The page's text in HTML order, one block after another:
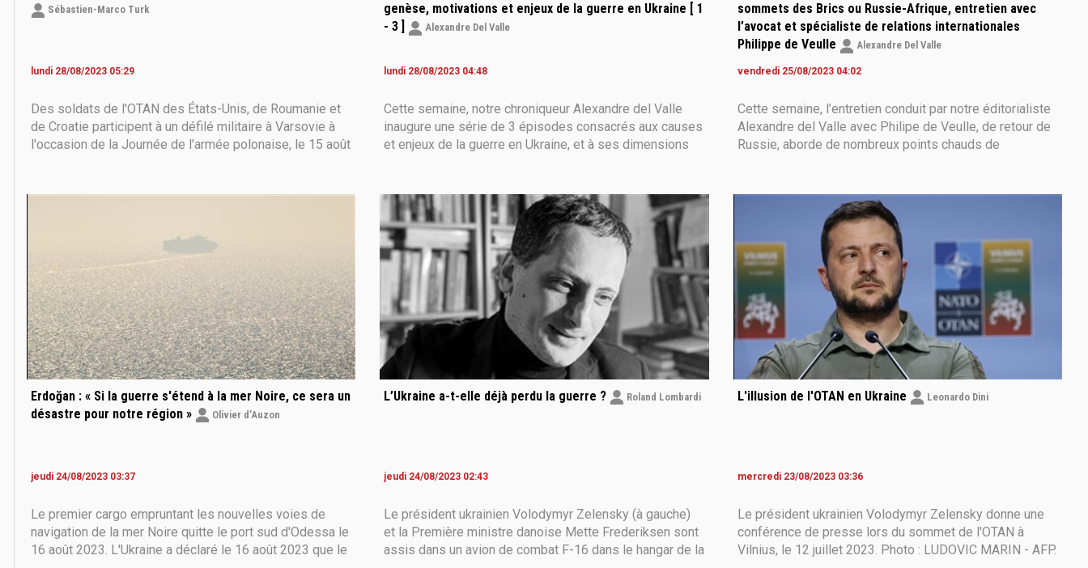
Sébastien-Marco Turk
lundi 28/08/2023 05:29
Des soldats de l'OTAN des États-Unis, de Roumanie et
de Croatie participent à un défilé militaire à Varsovie à
l'occasion de la Journée de l'armée polonaise, le 15 août
Varsovie pendant la guerre
genèse, motivations et enjeux de la guerre en Ukraine [ 1
- 3 ]
Alexandre Del Valle
lundi 28/08/2023 04:48
Cette semaine, notre chroniqueur Alexandre del Valle
inaugure une série de 3 épisodes consacrés aux causes
et enjeux de la guerre en Ukraine, et à ses dimensions
terrible conflit non pas par
sommets des Brics ou Russie-Afrique, entretien avec
l’avocat et spécialiste de relations internationales
Philippe de Veulle
Alexandre Del Valle
vendredi 25/08/2023 04:02
Cette semaine, l’entretien conduit par notre éditorialiste
Alexandre del Valle avec Philipe de Veulle, de retour de
Russie, aborde de nombreux points chauds de
Ukraine - qui oppose en
Erdoğan : « Si la guerre s'étend à la mer Noire, ce sera un
désastre pour notre région »
Olivier d’Auzon
jeudi 24/08/2023 03:37
Le premier cargo empruntant les nouvelles voies de
navigation de la mer Noire quitte le port sud d'Odessa le
16 août 2023. L'Ukraine a déclaré le 16 août 2023 que le
L’Ukraine a-t-elle déjà perdu la guerre ? Roland Lombardi
jeudi 24/08/2023 02:43
Le président ukrainien Volodymyr Zelensky (à gauche)
et la Première ministre danoise Mette Frederiksen sont
assis dans un avion de combat F-16 dans le hangar de la
L'illusion de l'OTAN en Ukraine Leonardo Dini
mercredi 23/08/2023 03:36
Le président ukrainien Volodymyr Zelensky donne une
conférence de presse lors du sommet de l'OTAN à
Vilnius, le 12 juillet 2023. Photo : LUDOVIC MARIN - AFP.